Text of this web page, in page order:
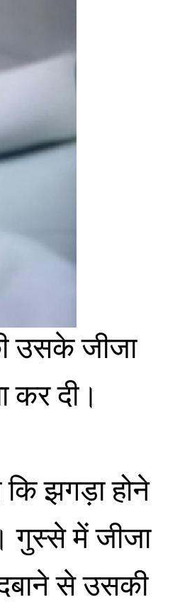
उसके जीजा
कर दी।
कि झगड़ा होने
गुस्से में जीजा
से उसकी